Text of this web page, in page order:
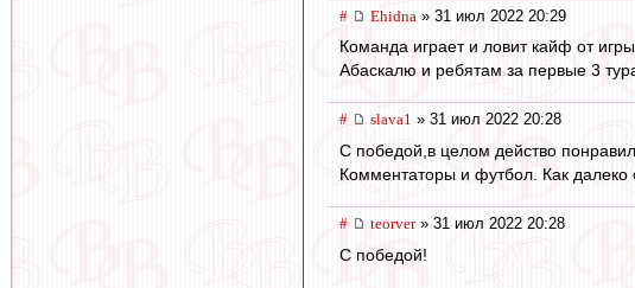
# Ehidna » 31 июл 2022 20:29
Команда играет и ловит кайф от
Абаскалю и ребятам за первые 3
# slava1 » 31 июл 2022 20:28
С победой,в целом действо
Комментаторы и футбол. Как далеко
# teorver» 31 июл 2022 20:28
С победой!